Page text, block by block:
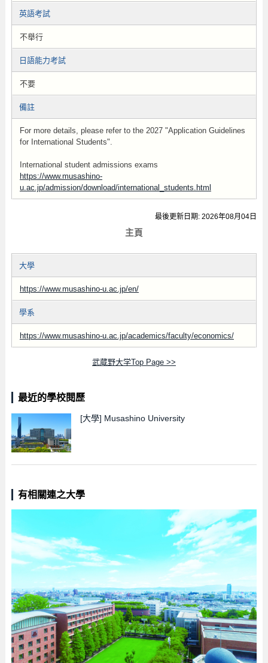
英語考試
不舉行
日語能力考試
不要
備註
For more details, please refer to the 2027 "Application Guidelines
for International Students".
International student admissions exams
https://www.musashino-
u.ac.jp/admission/download/international_students.html
最後更新日期: 2026年08月04日
主頁
大學
https://www.musashino-u.ac.jp/en/
學系
https://www.musashino-u.ac.jp/academics/faculty/economics/
武蔵野大学Top Page >>
最近的學校閱歷
[大學] Musashino University
有相關連之大學